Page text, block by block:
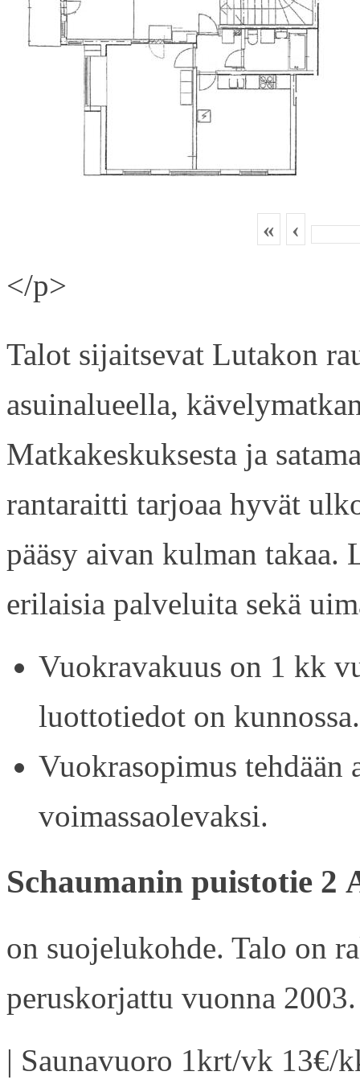
« ‹
</p>
Talot sijaitsevat Lutakon
asuinalueella,
Matkakeskuksesta ja
rantaraitti tarjoaa hyvät
pääsy aivan kulman
erilaisia palveluita sekä
Vuokravakuus on 1 kk
luottotiedot on kunnossa.
Vuokrasopimus tehdään
voimassaolevaksi.
Schaumanin puistotie 2
on suojelukohde. Talo on
peruskorjattu vuonna 2003.
| Saunavuoro 1krt/vk 13€/